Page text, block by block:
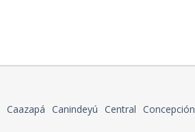
Caazapá Canindeyú Central Concepción